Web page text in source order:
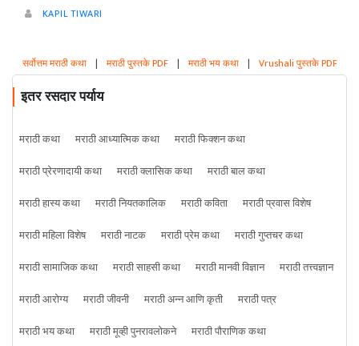
KAPIL TIWARI
सर्वोत्तम मराठी कथा | मराठी पुस्तके PDF | मराठी भय कथा | Vrushali पुस्तके PDF
इतर रसदार पर्याय
मराठी कथा मराठी आध्यात्मिक कथा
मराठी फिक्शन कथा
मराठी प्रेरणादायी कथा
मराठी क्लासिक कथा
मराठी बाल कथा
मराठी हास्य कथा
मराठी नियतकालिक मराठी कविता
मराठी प्रवास विशेष
मराठी महिला विशेष
मराठी नाटक मराठी प्रेम कथा
मराठी गुप्तचर कथा
मराठी सामाजिक कथा
मराठी साहसी कथा मराठी मानवी विज्ञान
मराठी तत्त्वज्ञान
मराठी आरोग्य
मराठी जीवनी मराठी अन्न आणि कृती
मराठी पत्र
मराठी भय कथा
मराठी मूव्ही पुनरावलोकने
मराठी पौराणिक कथा